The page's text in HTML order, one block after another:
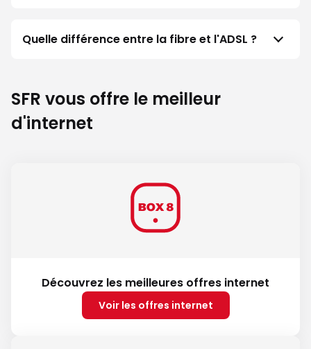
Quelle différence entre la fibre et l'ADSL ?
SFR vous offre le meilleur
d'internet
Découvrez les meilleures offres internet
Voir les offres internet